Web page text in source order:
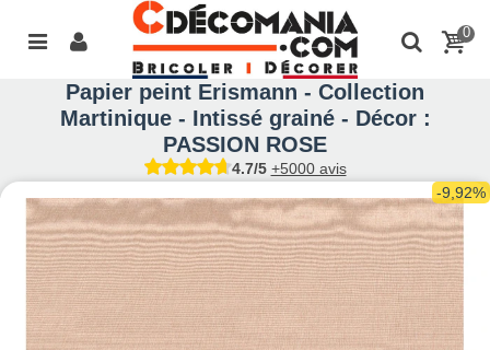
0
Papier peint Erismann - Collection
Martinique - Intissé grainé - Décor :
PASSION ROSE
4.7/5 +5000 avis
-9,92%